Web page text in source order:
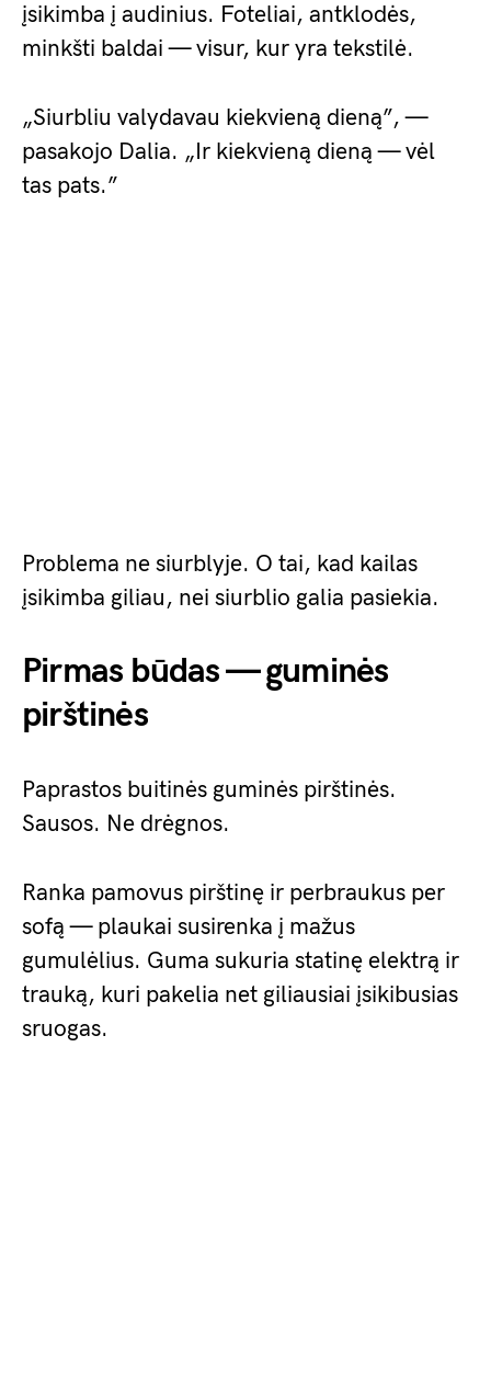
įsikimba į audinius. Foteliai, antklodės,
minkšti baldai — visur, kur yra tekstilė.
„Siurbliu valydavau kiekvieną dieną”, —
pasakojo Dalia. „Ir kiekvieną dieną — vėl
tas pats.”
Problema ne siurblyje. O tai, kad kailas
įsikimba giliau, nei siurblio galia pasiekia.
Pirmas būdas — guminės
pirštinės
Paprastos buitinės guminės pirštinės.
Sausos. Ne drėgnos.
Ranka pamovus pirštinę ir perbraukus per
sofą — plaukai susirenka į mažus
gumulėlius. Guma sukuria statinę elektrą ir
trauką, kuri pakelia net giliausiai įsikibusias
sruogas.